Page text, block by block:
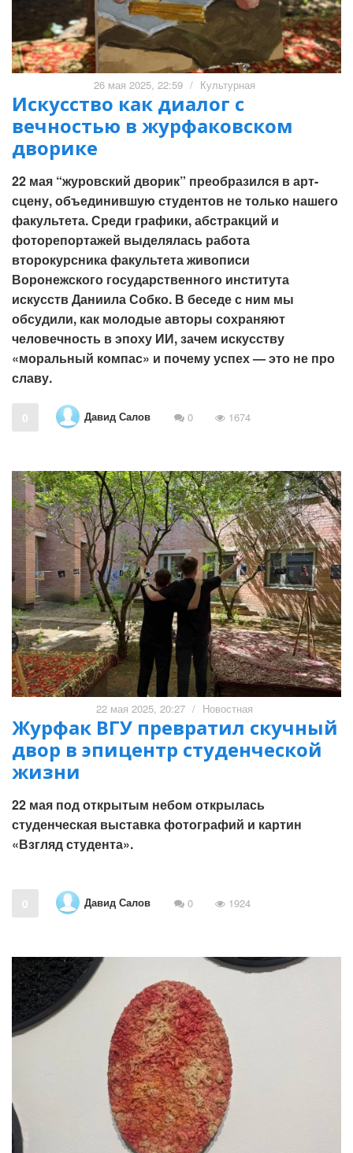
26 мая 2025, 22:59 / Культурная
Искусство как диалог с
вечностью в журфаковском
дворике
22 мая “журовский дворик” преобразился в арт-
сцену, объединившую студентов не только нашего
факультета. Среди графики, абстракций и
фоторепортажей выделялась работа
второкурсника факультета живописи
Воронежского государственного института
искусств Даниила Собко. В беседе с ним мы
обсудили, как молодые авторы сохраняют
человечность в эпоху ИИ, зачем искусству
«моральный компас» и почему успех — это не про
славу.
0 Давид Салов 0 1674
22 мая 2025, 20:27 / Новостная
Журфак ВГУ превратил скучный
двор в эпицентр студенческой
жизни
22 мая под открытым небом открылась
студенческая выставка фотографий и картин
«Взгляд студента».
0 Давид Салов 0 1924